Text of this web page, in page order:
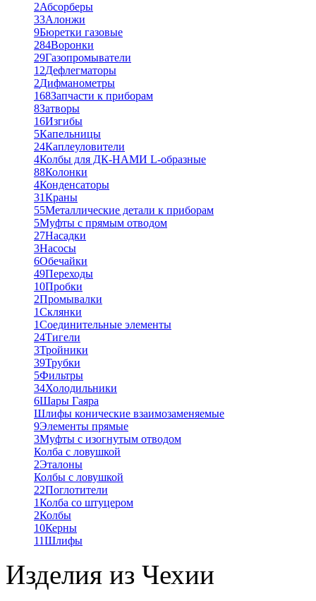
2Абсорберы
33Алонжи
9Бюретки газовые
284Воронки
29Газопромыватели
12Дефлегматоры
2Дифманометры
168Запчасти к приборам
8Затворы
16Изгибы
5Капельницы
24Каплеуловители
4Колбы для ДК-НАМИ L-образные
88Колонки
4Конденсаторы
31Краны
55Металлические детали к приборам
5Муфты с прямым отводом
27Насадки
3Насосы
6Обечайки
49Переходы
10Пробки
2Промывалки
1Склянки
1Соединительные элементы
24Тигели
3Тройники
39Трубки
5Фильтры
34Холодильники
6Шары Гаяра
Шлифы конические взаимозаменяемые
9Элементы прямые
3Муфты с изогнутым отводом
Колба с ловушкой
2Эталоны
Колбы с ловушкой
22Поглотители
1Колба со штуцером
2Колбы
10Керны
11Шлифы
Изделия из Чехии